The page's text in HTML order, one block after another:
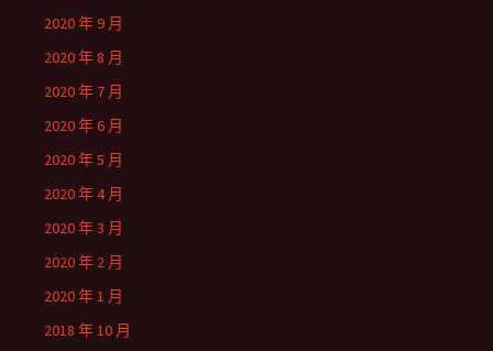
2020 年 9 月
2020 年 8 月
2020 年 7 月
2020 年 6 月
2020 年 5 月
2020 年 4 月
2020 年 3 月
2020 年 2 月
2020 年 1 月
2018 年 10 月